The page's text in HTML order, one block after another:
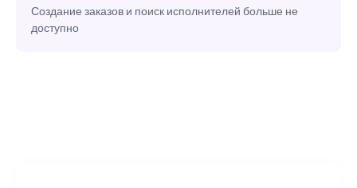
Создание заказов и поиск исполнителей больше не
доступно